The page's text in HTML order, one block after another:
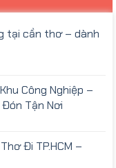
tại cần thơ – dành
Công Nghiệp –
Tận Nơi
Đi TP.HCM –